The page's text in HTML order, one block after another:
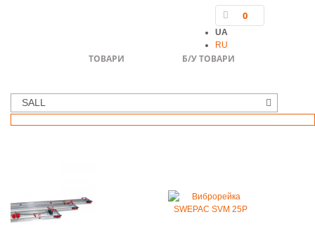
0
UA
RU
ТОВАРИ Б/У ТОВАРИ
SALL